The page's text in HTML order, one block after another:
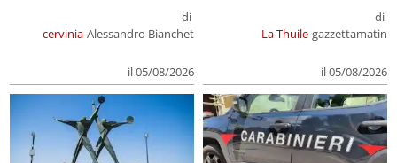
cervinia
di
Alessandro Bianchet
il 05/08/2026
La Thuile
di
gazzettamatin
il 05/08/2026